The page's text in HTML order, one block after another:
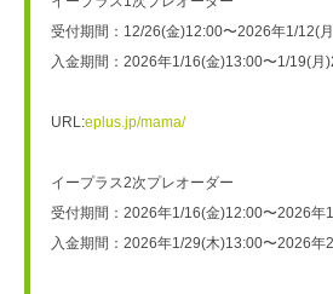
受付期間：12/26(金)12:00〜2026年1/12(
入金期間：2026年1/16(金)13:00〜1/19(月
URL:eplus.jp/mama/
イープラス2次プレオーダー
受付期間：2026年1/16(金)12:00〜2026年
入金期間：2026年1/29(木)13:00〜2026年